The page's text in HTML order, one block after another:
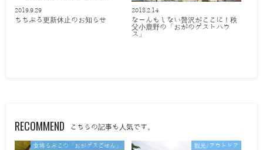
2019.9.29
ちちぶる更新休止のお知らせ
2018.2.14
なーんもしない贅沢がここに！秩
父小鹿野の「おがのゲストハウ
ス」
RECOMMEND こちらの記事も人気です。
女将らぶこの「おがゲスごはん」 観光/アウトドア